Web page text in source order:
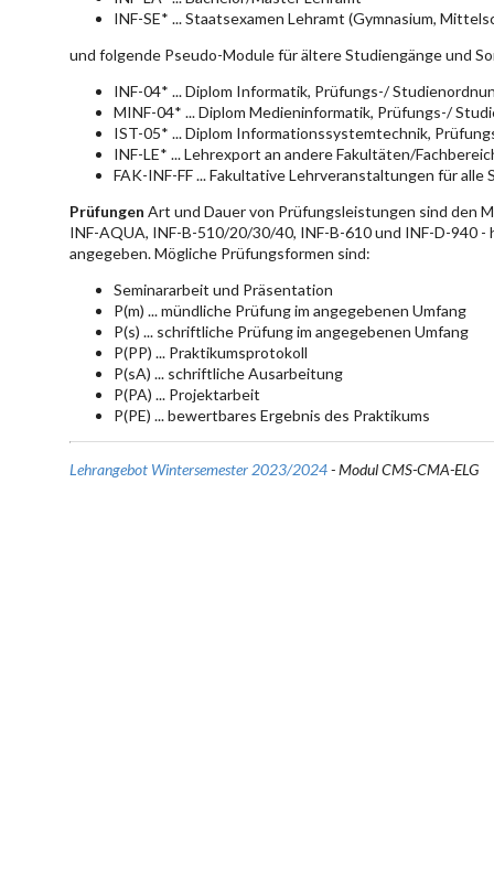
INF-SE* ... Staatsexamen Lehramt (Gymnasium,
und folgende Pseudo-Module für ältere Studiengänge und
INF-04* ... Diplom Informatik, Prüfungs-/
MINF-04* ... Diplom Medieninformatik, Prüfungs-/
IST-05* ... Diplom Informationssystemtechnik,
INF-LE* ... Lehrexport an andere Fakultäten/
FAK-INF-FF ... Fakultative Lehrveranstaltungen für
Prüfungen Art und Dauer von Prüfungsleistungen sind den
INF-AQUA, INF-B-510/20/30/40, INF-B-610 und INF-D-940
angegeben. Mögliche Prüfungsformen sind:
Seminararbeit und Präsentation
P(m) ... mündliche Prüfung im angegebenen Umfang
P(s) ... schriftliche Prüfung im angegebenen Umfang
P(PP) ... Praktikumsprotokoll
P(sA) ... schriftliche Ausarbeitung
P(PA) ... Projektarbeit
P(PE) ... bewertbares Ergebnis des Praktikums
Lehrangebot Wintersemester 2023/2024- Modul CMS-CMA-ELG